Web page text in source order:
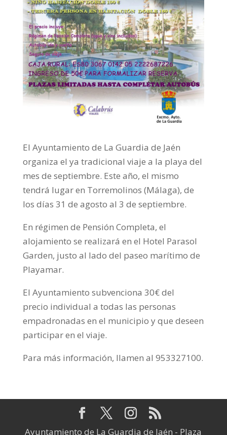
El Ayuntamiento de La Guardia de Jaén
organiza el ya tradicional viaje a la playa del
mes de septiembre. Este año, el mismo
tendrá lugar en Torremolinos (Málaga), de
los días 31 de agosto al 3 de septiembre.
En régimen de Pensión Completa, el
alojamiento se realizará en el Hotel Parasol
Garden, justo al lado del paseo marítimo de
Playamar.
El Ayuntamiento subvenciona 30€ del
precio individual a todas las personas
empadronadas en el municipio y que deseen
participar en el viaje.
Para más información, llamen al 953327100.
Ayuntamiento de La Guardia de Jaén - Plaza